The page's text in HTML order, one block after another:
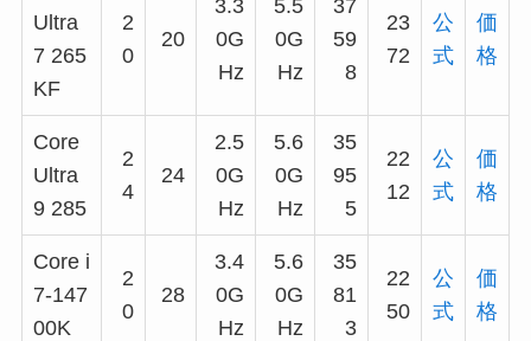
Ultra
7 265
KF
2
0
20
3.3
0G
Hz
5.5
0G
Hz
37
59
8
23
72
公
式
価
格
Core
Ultra
9 285
2
4
24
2.5
0G
Hz
5.6
0G
Hz
35
95
5
22
12
公
式
価
格
Core i
7-147
00K
2
0
28
3.4
0G
Hz
5.6
0G
Hz
35
81
3
22
50
公
式
価
格